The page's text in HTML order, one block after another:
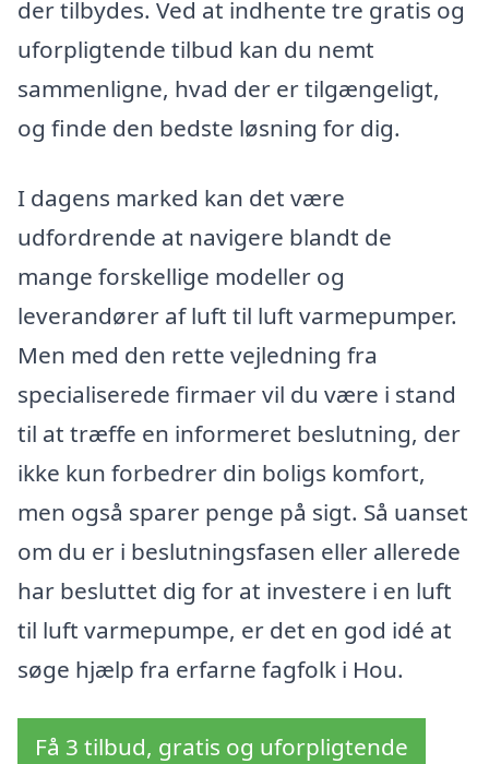
der tilbydes. Ved at indhente tre gratis og
uforpligtende tilbud kan du nemt
sammenligne, hvad der er tilgængeligt,
og finde den bedste løsning for dig.
I dagens marked kan det være
udfordrende at navigere blandt de
mange forskellige modeller og
leverandører af luft til luft varmepumper.
Men med den rette vejledning fra
specialiserede firmaer vil du være i stand
til at træffe en informeret beslutning, der
ikke kun forbedrer din boligs komfort,
men også sparer penge på sigt. Så uanset
om du er i beslutningsfasen eller allerede
har besluttet dig for at investere i en luft
til luft varmepumpe, er det en god idé at
søge hjælp fra erfarne fagfolk i Hou.
Få 3 tilbud, gratis og uforpligtende